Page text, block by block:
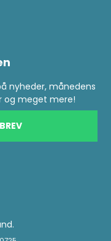
nyheder, månedens
og meget mere!